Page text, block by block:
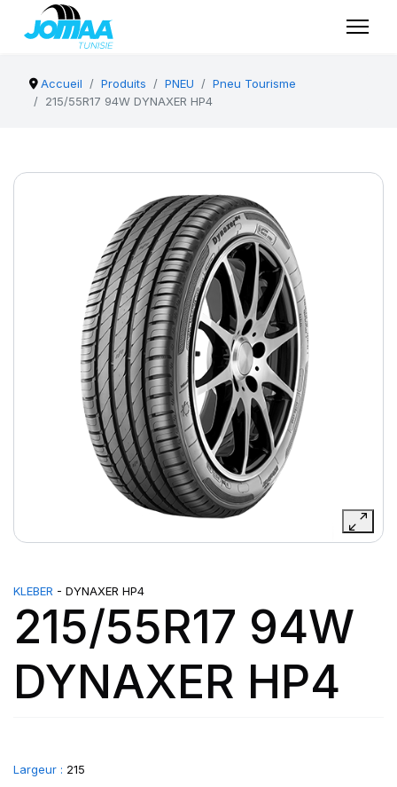
Accueil Produits PNEU
Pneu Tourisme
215/55R17 94W DYNAXER HP4
KLEBER - DYNAXER HP4
215/55R17 94W
DYNAXER HP4
Largeur : 215